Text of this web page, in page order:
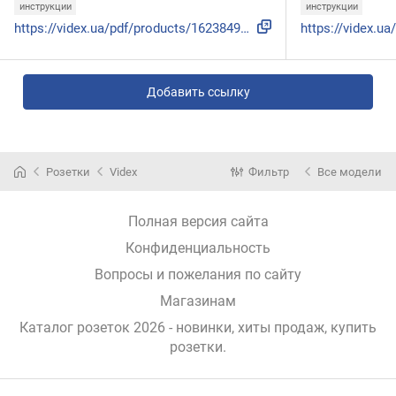
инструкции
https://videx.ua/pdf/products/1623849651-instruktsiya-rozet...
инструкции
Добавить ссылку
Розетки Videx Фильтр Все модели
Полная версия сайта
Конфиденциальность
Вопросы и пожелания по сайту
Магазинам
Каталог розеток 2026 - новинки, хиты продаж, купить
розетки.